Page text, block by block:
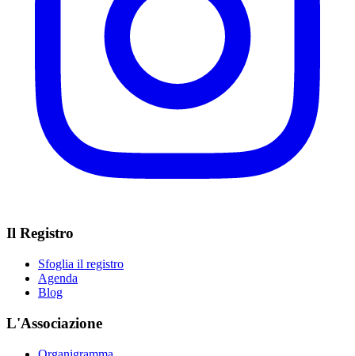
Il Registro
Sfoglia il registro
Agenda
Blog
L'Associazione